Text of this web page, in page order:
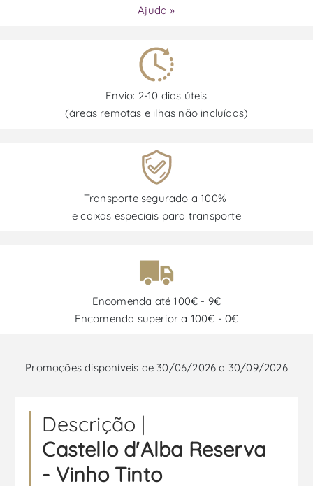
Ajuda »
Envio: 2-10 dias úteis
(áreas remotas e ilhas não incluídas)
Transporte segurado a 100%
e caixas especiais para transporte
Encomenda até 100€ - 9€
Encomenda superior a 100€ - 0€
Promoções disponíveis de 30/06/2026 a 30/09/2026
Descrição |
Castello d'Alba Reserva
- Vinho Tinto